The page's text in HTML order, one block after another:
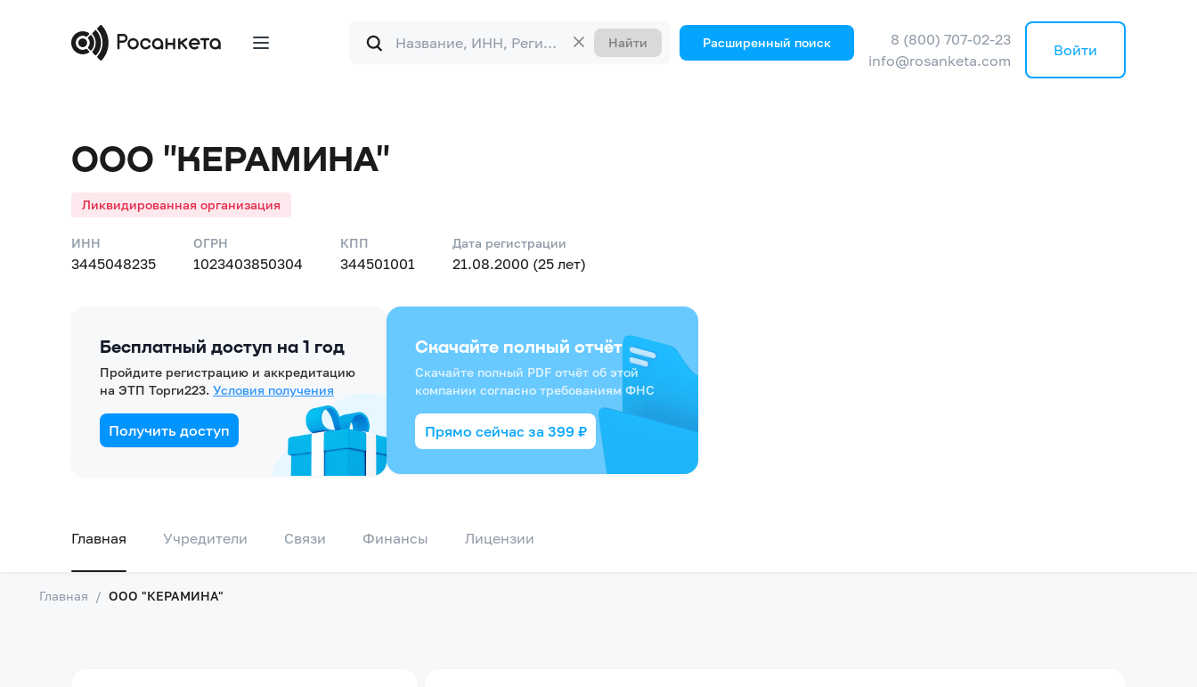
Форма
поиска
Найти Расширенный поиск
8 (800) 707-02-23
info@rosanketa.com
Войти
ООО "КЕРАМИНА"
Ликвидированная организация
ИНН
3445048235
ОГРН
1023403850304
КПП
344501001
Дата регистрации
21.08.2000 (25 лет)
Бесплатный доступ на 1 год
Пройдите регистрацию и аккредитацию
на ЭТП Торги223. Условия получения
Получить доступ
Скачайте полный отчёт
Скачайте полный PDF отчёт об этой
компании согласно требованиям ФНС
Прямо сейчас за 399 ₽
Главная Учредители Связи Финансы Лицензии
Главная / ООО "КЕРАМИНА"